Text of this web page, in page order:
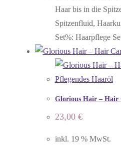
Haar bis in die
Spitzenfluid,
Set%: Haarpflege
Glorious Hair – Hair
23,00 €
inkl. 19 % MwSt.